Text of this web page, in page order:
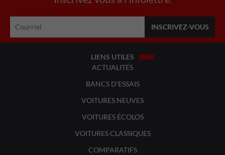
LIENS UTILES
ACTUALITÉS
BANCS D'ESSAIS
VOITURES NEUVES
VOITURES ÉCOLOS
VOITURES CLASSIQUES
COMPARATIFS